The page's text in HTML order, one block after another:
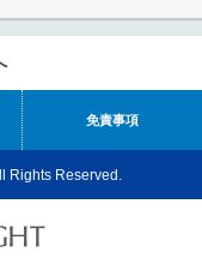
免責事項
Rights Reserved.